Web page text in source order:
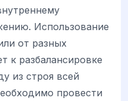
Использование
от разных
к разбалансировке
из строя всей
провести